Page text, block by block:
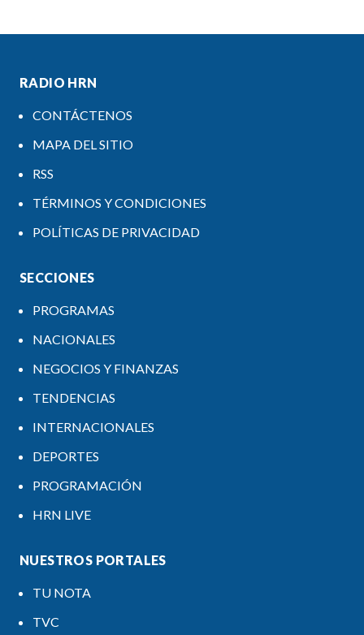
RADIO HRN
CONTÁCTENOS
MAPA DEL SITIO
RSS
TÉRMINOS Y CONDICIONES
POLÍTICAS DE PRIVACIDAD
SECCIONES
PROGRAMAS
NACIONALES
NEGOCIOS Y FINANZAS
TENDENCIAS
INTERNACIONALES
DEPORTES
PROGRAMACIÓN
HRN LIVE
NUESTROS PORTALES
TU NOTA
TVC